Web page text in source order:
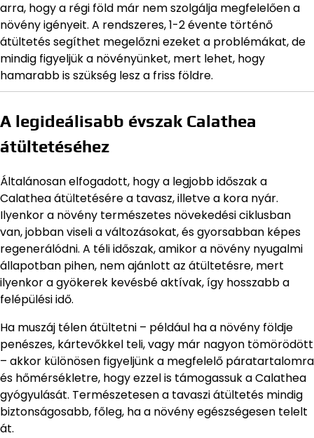
arra, hogy a régi föld már nem szolgálja megfelelően a
növény igényeit. A rendszeres, 1-2 évente történő
átültetés segíthet megelőzni ezeket a problémákat, de
mindig figyeljük a növényünket, mert lehet, hogy
hamarabb is szükség lesz a friss földre.
A legideálisabb évszak Calathea
átültetéséhez
Általánosan elfogadott, hogy a legjobb időszak a
Calathea átültetésére a tavasz, illetve a kora nyár.
Ilyenkor a növény természetes növekedési ciklusban
van, jobban viseli a változásokat, és gyorsabban képes
regenerálódni. A téli időszak, amikor a növény nyugalmi
állapotban pihen, nem ajánlott az átültetésre, mert
ilyenkor a gyökerek kevésbé aktívak, így hosszabb a
felépülési idő.
Ha muszáj télen átültetni – például ha a növény földje
penészes, kártevőkkel teli, vagy már nagyon tömörödött
– akkor különösen figyeljünk a megfelelő páratartalomra
és hőmérsékletre, hogy ezzel is támogassuk a Calathea
gyógyulását. Természetesen a tavaszi átültetés mindig
biztonságosabb, főleg, ha a növény egészségesen telelt
át.